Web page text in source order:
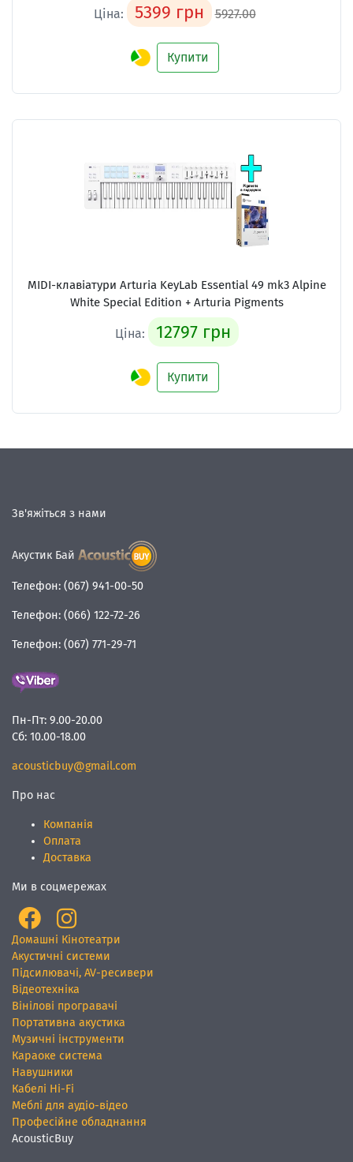
Ціна: 5399 грн 5927.00
Купити
MIDI-клавіатури Arturia KeyLab Essential 49 mk3 Alpine
White Special Edition + Arturia Pigments
Ціна: 12797 грн
Купити
Зв'яжіться з нами
Акустик Бай
Телефон: (067) 941-00-50
Телефон: (066) 122-72-26
Телефон: (067) 771-29-71
Пн-Пт: 9.00-20.00
Сб: 10.00-18.00
acousticbuy@gmail.com
Про нас
Компанія
Оплата
Доставка
Ми в соцмережах
Домашні Кінотеатри
Акустичні системи
Підсилювачі, AV-ресивери
Відеотехніка
Вінілові програвачі
Портативна акустика
Музичні інструменти
Караоке система
Навушники
Кабелі Hi-Fi
Меблі для аудіо-відео
Професійне обладнання
AcousticBuy